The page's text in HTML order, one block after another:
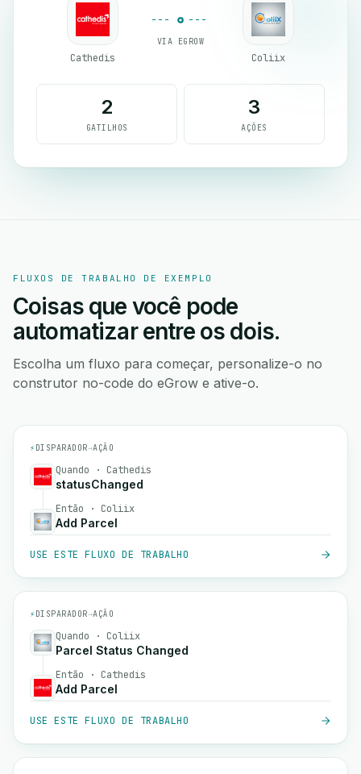
Cathedis
VIA EGROW
Coliix
2
GATILHOS
3
AÇÕES
FLUXOS DE TRABALHO DE EXEMPLO
Coisas que você pode
automatizar entre os dois.
Escolha um fluxo para começar, personalize-o no
construtor no-code do eGrow e ative-o.
⚡ DISPARADOR→AÇÃO
Quando · Cathedis
statusChanged
Então · Coliix
Add Parcel
USE ESTE FLUXO DE TRABALHO
⚡ DISPARADOR→AÇÃO
Quando · Coliix
Parcel Status Changed
Então · Cathedis
Add Parcel
USE ESTE FLUXO DE TRABALHO